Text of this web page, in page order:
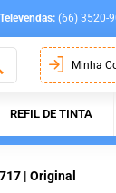
Televendas: (66) 3520-
Minha
REFIL DE TINTA
| Original